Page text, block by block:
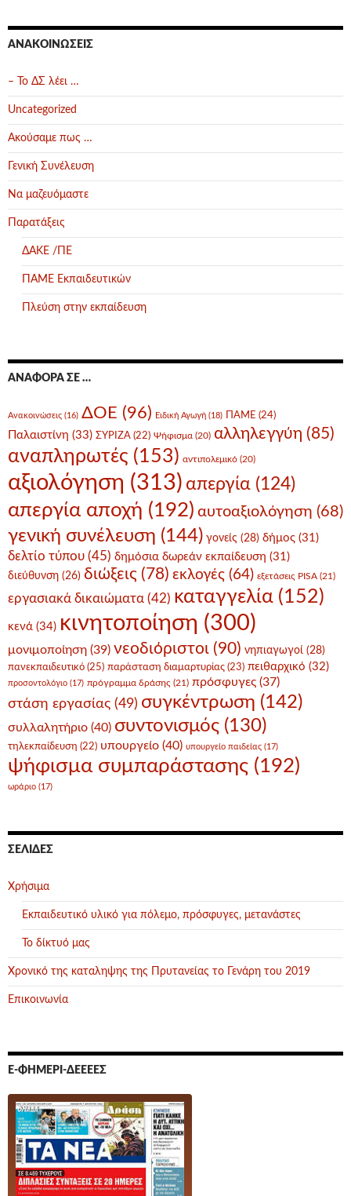
ΑΝΑΚΟΙΝΏΣΕΙΣ
– Το ΔΣ λέει …
Uncategorized
Ακούσαμε πως …
Γενική Συνέλευση
Να μαζευόμαστε
Παρατάξεις
ΔΑΚΕ /ΠΕ
ΠΑΜΕ Εκπαιδευτικών
Πλεύση στην εκπαίδευση
ΑΝΑΦΟΡΆ ΣΕ …
Ανακοινώσεις (16) ΔΟΕ (96) Ειδική Αγωγή (18) ΠΑΜΕ (24)
Παλαιστίνη (33) ΣΥΡΙΖΑ (22) Ψήφισμα (20) αλληλεγγύη (85)
αναπληρωτές (153) αντιπολεμικό (20)
αξιολόγηση (313) απεργία (124)
απεργία αποχή (192) αυτοαξιολόγηση (68)
γενική συνέλευση (144) γονείς (28) δήμος (31)
δελτίο τύπου (45) δημόσια δωρεάν εκπαίδευση (31)
διεύθυνση (26) διώξεις (78) εκλογές (64) εξετάσεις PISA (21)
εργασιακά δικαιώματα (42) καταγγελία (152)
κενά (34) κινητοποίηση (300)
μονιμοποίηση (39) νεοδιόριστοι (90) νηπιαγωγοί (28)
πανεκπαιδευτικό (25) παράσταση διαμαρτυρίας (23) πειθαρχικό (32)
προσοντολόγιο (17) πρόγραμμα δράσης (21) πρόσφυγες (37)
στάση εργασίας (49) συγκέντρωση (142)
συλλαλητήριο (40) συντονισμός (130)
τηλεκπαίδευση (22) υπουργείο (40) υπουργείο παιδείας (17)
ψήφισμα συμπαράστασης (192)
ωράριο (17)
ΣΕΛΊΔΕΣ
Χρήσιμα
Εκπαιδευτικό υλικό για πόλεμο, πρόσφυγες, μετανάστες
Το δίκτυό μας
Χρονικό της καταληψης της Πρυτανείας το Γενάρη του 2019
Επικοινωνία
Ε-ΦΗΜΕΡΊ-ΔΕΕΕΕΣ